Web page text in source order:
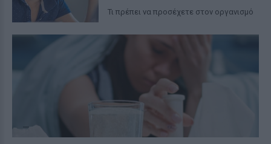
Τι πρέπει να προσέχετε στον οργανισμό